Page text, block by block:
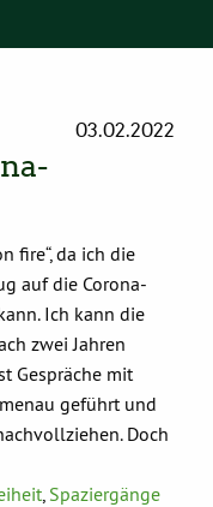
03.02.2022
fire“, da ich die
auf die Corona-
Ich kann die
zwei Jahren
Gespräche mit
geführt und
Doch
Spaziergänge